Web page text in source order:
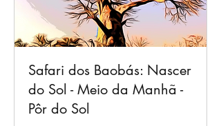
Safari dos Baobás: Nascer
do Sol - Meio da Manhã -
Pôr do Sol